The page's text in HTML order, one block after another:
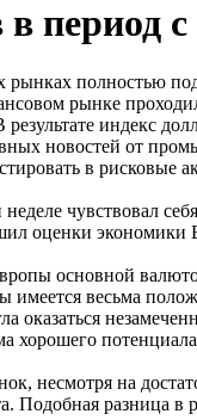
период с
полностью
рынке
результате индекс
новостей от
в рисковые
чувствовал
оценки экономики
основной
имеется весьма
оказаться
хорошего потенциала
несмотря на
разница в